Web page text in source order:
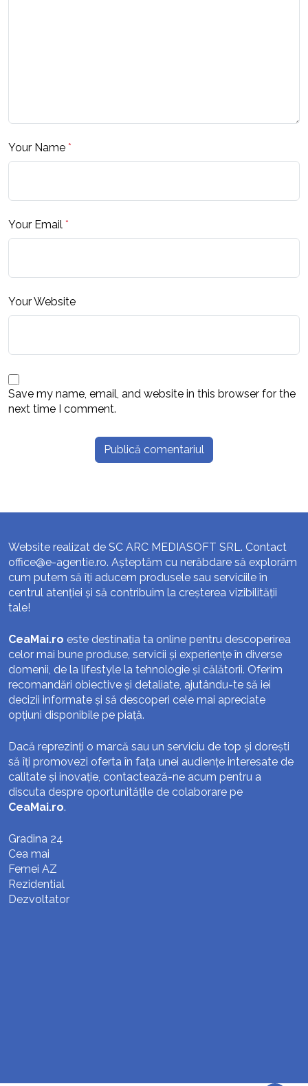
Your Name *
Your Email *
Your Website
Save my name, email, and website in this browser for the
next time I comment.
Website realizat de SC ARC MEDIASOFT SRL. Contact
office@e-agentie.ro. Așteptăm cu nerăbdare să explorăm
cum putem să îți aducem produsele sau serviciile în
centrul atenției și să contribuim la creșterea vizibilității
tale!
CeaMai.ro este destinația ta online pentru descoperirea
celor mai bune produse, servicii și experiențe în diverse
domenii, de la lifestyle la tehnologie și călătorii. Oferim
recomandări obiective și detaliate, ajutându-te să iei
decizii informate și să descoperi cele mai apreciate
opțiuni disponibile pe piață.
Dacă reprezinți o marcă sau un serviciu de top și dorești
să îți promovezi oferta în fața unei audiențe interesate de
calitate și inovație, contactează-ne acum pentru a
discuta despre oportunitățile de colaborare pe
CeaMai.ro.
Gradina 24
Cea mai
Femei AZ
Rezidential
Dezvoltator